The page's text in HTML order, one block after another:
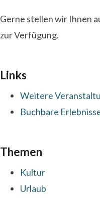
Gerne stellen wir Ihnen
zur Verfügung.
Links
Weitere
Buchbare
Themen
Kultur
Urlaub